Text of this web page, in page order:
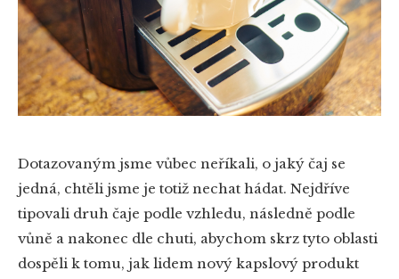
Dotazovaným jsme vůbec neříkali, o jaký čaj se
jedná, chtěli jsme je totiž nechat hádat. Nejdříve
tipovali druh čaje podle vzhledu, následně podle
vůně a nakonec dle chuti, abychom skrz tyto oblasti
dospěli k tomu, jak lidem nový kapslový produkt